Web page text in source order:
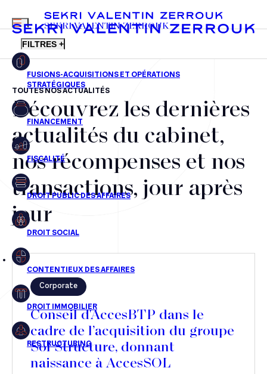
FR EN
MENU
SEKRI VALENTIN ZERROUK
FILTRES +
Fusions-acquisitions et opérations stratégiques
Financement
Fiscalité
Droit public des affaires
Droit social
Droit immobilier
Restructuring
Article
TOUTES NOS ACTUALITÉS
Découvrez les dernières
actualités du cabinet,
nos récompenses et nos
transactions, jour après
jour
Corporate
Conseil d'AccesBTP dans le
cadre de l’acquisition du groupe
Sol Structure, donnant
naissance à AccesSOL